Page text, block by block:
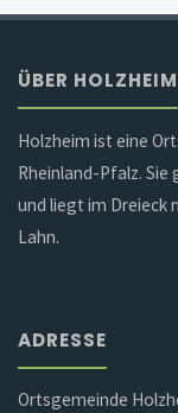
ÜBER HOLZHEIM
Holzheim ist eine
Rheinland-Pfalz.
und liegt im Dreieck
Lahn.
ADRESSE
Ortsgemeinde